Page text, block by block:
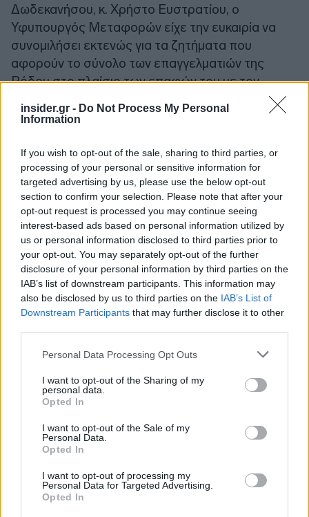
insider.gr - Do Not Process My Personal
Information
If you wish to opt-out of the sale, sharing to third parties, or
processing of your personal or sensitive information for
targeted advertising by us, please use the below opt-out
section to confirm your selection. Please note that after your
opt-out request is processed you may continue seeing
interest-based ads based on personal information utilized by
us or personal information disclosed to third parties prior to
your opt-out. You may separately opt-out of the further
disclosure of your personal information by third parties on the
IAB’s list of downstream participants. This information may
also be disclosed by us to third parties on the IAB’s List of
Downstream Participants that may further disclose it to other
Please note that this website/app uses one or more Google
not limited to your visit or usage behaviour. You may click to
grant or deny consent to Google and its third-party tags to
use your data for below specified purposes in below Google
consent section.
Personal Data Processing Opt Outs
I want to opt-out of the Sharing of my
personal data.
Opted In
I want to opt-out of the Sale of my
Personal Data.
Opted In
I want to opt-out of processing my
Personal Data for Targeted Advertising.
Opted In
Δωδεκανήσου, κ. Χρήστο Ευστρατίου, ο
Υφυπουργός Μεταφορών είχε την ευκαιρία να
συνομιλήσει εκτενώς για τα ζητήματα που
αφορούν το σύνολο των επαγγελματιών της
Ρόδου στο πλαίσιο των επαφών του με τον
Πρόεδρο των Κ.Τ.Ε.Λ. Ρόδου κ. Κώστα Σάββα,
τον Πρόεδρο Δ.Ε.Σ ΡΟΔΑ κ. Δημήτρη Τσίκκη, τον
Οχημάτων Ρόδου «Ήλιος» κ. Μάριο Κασάπη, τον
Πρόεδρο του Πανδωδεκανησιακού Σωματείου
Τουριστικών Λεωφορείων κ. Σωτήρης Δρακιού και
τον Πρόεδρο της Ένωσης Τουριστικών Γραφείων
Δωδεκανήσου κ. Χρήστο Μιχαλάκη.